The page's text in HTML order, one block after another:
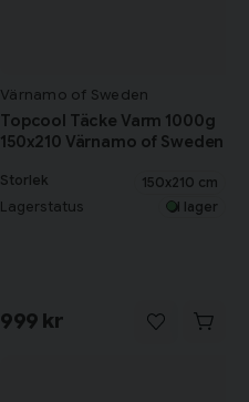
Värnamo of Sweden
Topcool Täcke Varm 1000g
150x210 Värnamo of Sweden
Storlek 150x210 cm
Lagerstatus I lager
999 kr